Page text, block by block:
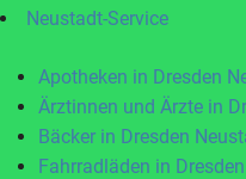
Neustadt-Service
Apotheken in Dresden
Ärztinnen und Ärzte in
Bäcker in Dresden
Fahrradläden in